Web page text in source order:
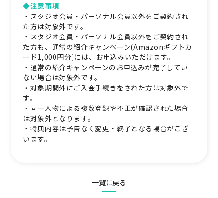
◆注意事項
・スタジオ会員・パーソナル会員以外をご契約され
た方は対象外です。
・スタジオ会員・パーソナル会員以外をご契約され
た方も、通常の紹介キャンペーン(Amazonギフトカ
ード1,000円分)には、お申込みいただけます。
・通常の紹介キャンペーンのお申込みが完了してい
ない場合は対象外です。
・対象期間外にご入会手続きをされた方は対象外で
す。
・同一人物による複数登録や不正が確認された場合
は対象外となります。
・特典内容は予告なく変更・終了となる場合がござ
います。
一覧に戻る